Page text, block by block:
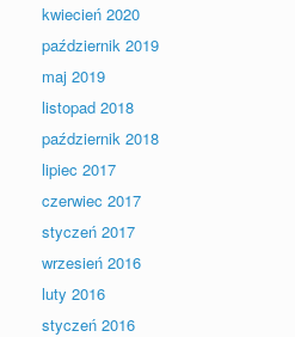
kwiecień 2020
październik 2019
maj 2019
listopad 2018
październik 2018
lipiec 2017
czerwiec 2017
styczeń 2017
wrzesień 2016
luty 2016
styczeń 2016